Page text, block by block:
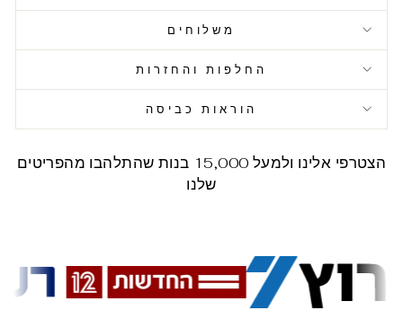
משלוחים
החלפות והחזרות
הוראות כביסה
הצטרפי אלינו ולמעל 15,000 בנות שהתלהבו מהפריטים
שלנו